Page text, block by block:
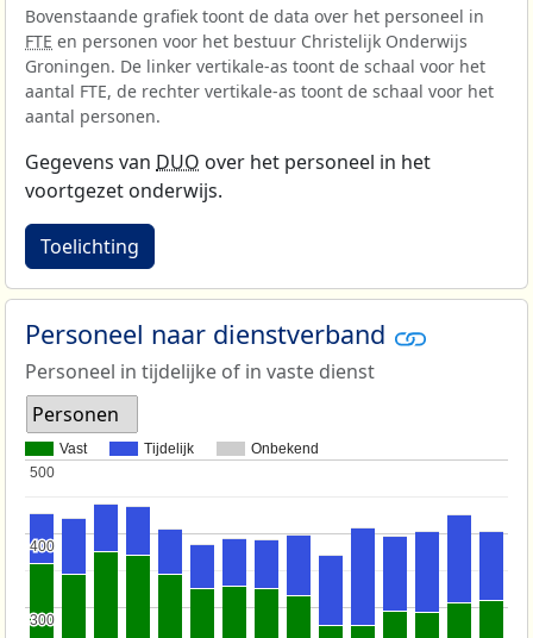
Bovenstaande grafiek toont de data over het personeel in
FTE en personen voor het bestuur Christelijk Onderwijs
Groningen. De linker vertikale-as toont de schaal voor het
aantal FTE, de rechter vertikale-as toont de schaal voor het
aantal personen.
Gegevens van DUO over het personeel in het
voortgezet onderwijs.
Toelichting
Personeel naar dienstverband
Personeel in tijdelijke of in vaste dienst
Personen
Vast Tijdelijk Onbekend
300
300
400
400
500
500